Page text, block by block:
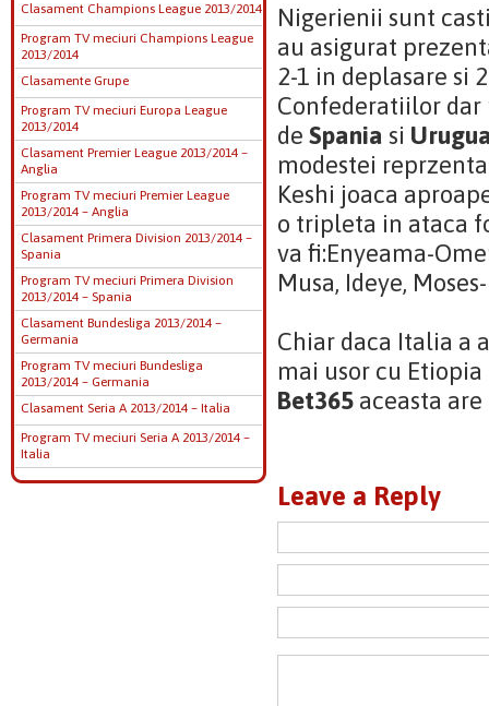
Clasament Champions League 2013/2014
Program TV meciuri Champions League
2013/2014
Clasamente Grupe
Program TV meciuri Europa League
2013/2014
Clasament Premier League 2013/2014 –
Anglia
Program TV meciuri Premier League
2013/2014 – Anglia
Clasament Primera Division 2013/2014 –
Spania
Program TV meciuri Primera Division
2013/2014 – Spania
Clasament Bundesliga 2013/2014 –
Germania
Program TV meciuri Bundesliga
2013/2014 – Germania
Clasament Seria A 2013/2014 – Italia
Program TV meciuri Seria A 2013/2014 –
Italia
Nigerienii sunt
au asigurat
2-1 in deplasare si
Confederatiilor dar
de Spania si
modestei
Keshi joaca
o tripleta in ataca
va fi:Enyeama-
Musa, Ideye,
Chiar daca Italia a
mai usor cu
Bet365 aceasta are
Leave a Reply